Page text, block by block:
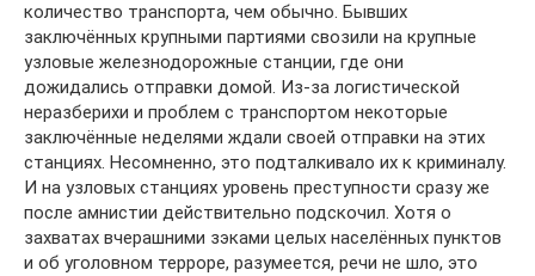
количество транспорта, чем обычно. Бывших
заключённых крупными партиями свозили на крупные
узловые железнодорожные станции, где они
дожидались отправки домой. Из-за логистической
неразберихи и проблем с транспортом некоторые
заключённые неделями ждали своей отправки на этих
станциях. Несомненно, это подталкивало их к криминалу.
И на узловых станциях уровень преступности сразу же
после амнистии действительно подскочил. Хотя о
захватах вчерашними зэками целых населённых пунктов
и об уголовном терроре, разумеется, речи не шло, это